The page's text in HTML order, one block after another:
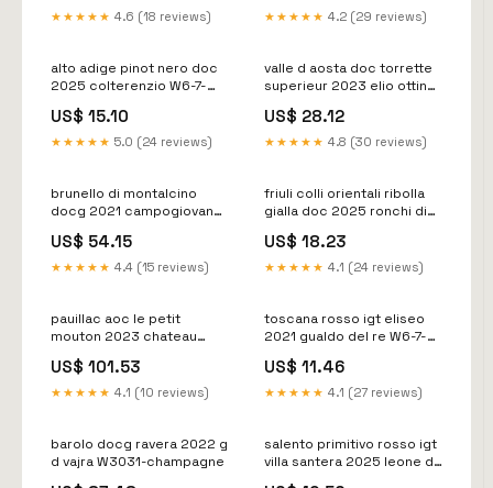
★★★★★ 4.6 (18 reviews) ★★★★★ 4.2 (29 reviews)
alto adige pinot nero doc
2025 colterenzio W6-7-
US$ 15.10
★★★★★ 5.0 (24 reviews)
valle d aosta doc torrette
superieur 2023 elio ottin
US$ 28.12
★★★★★ 4.8 (30 reviews)
brunello di montalcino
docg 2021 campogiovanni
US$ 54.15
★★★★★ 4.4 (15 reviews)
friuli colli orientali ribolla
gialla doc 2025 ronchi di
US$ 18.23
★★★★★ 4.1 (24 reviews)
pauillac aoc le petit
mouton 2023 chateau
cassetta di legno W10-11-
sconto10
US$ 101.53
★★★★★ 4.1 (10 reviews)
toscana rosso igt eliseo
2021 gualdo del re W6-7-
US$ 11.46
★★★★★ 4.1 (27 reviews)
barolo docg ravera 2022 g
d vajra W3031-champagne
salento primitivo rosso igt
villa santera 2025 leone de